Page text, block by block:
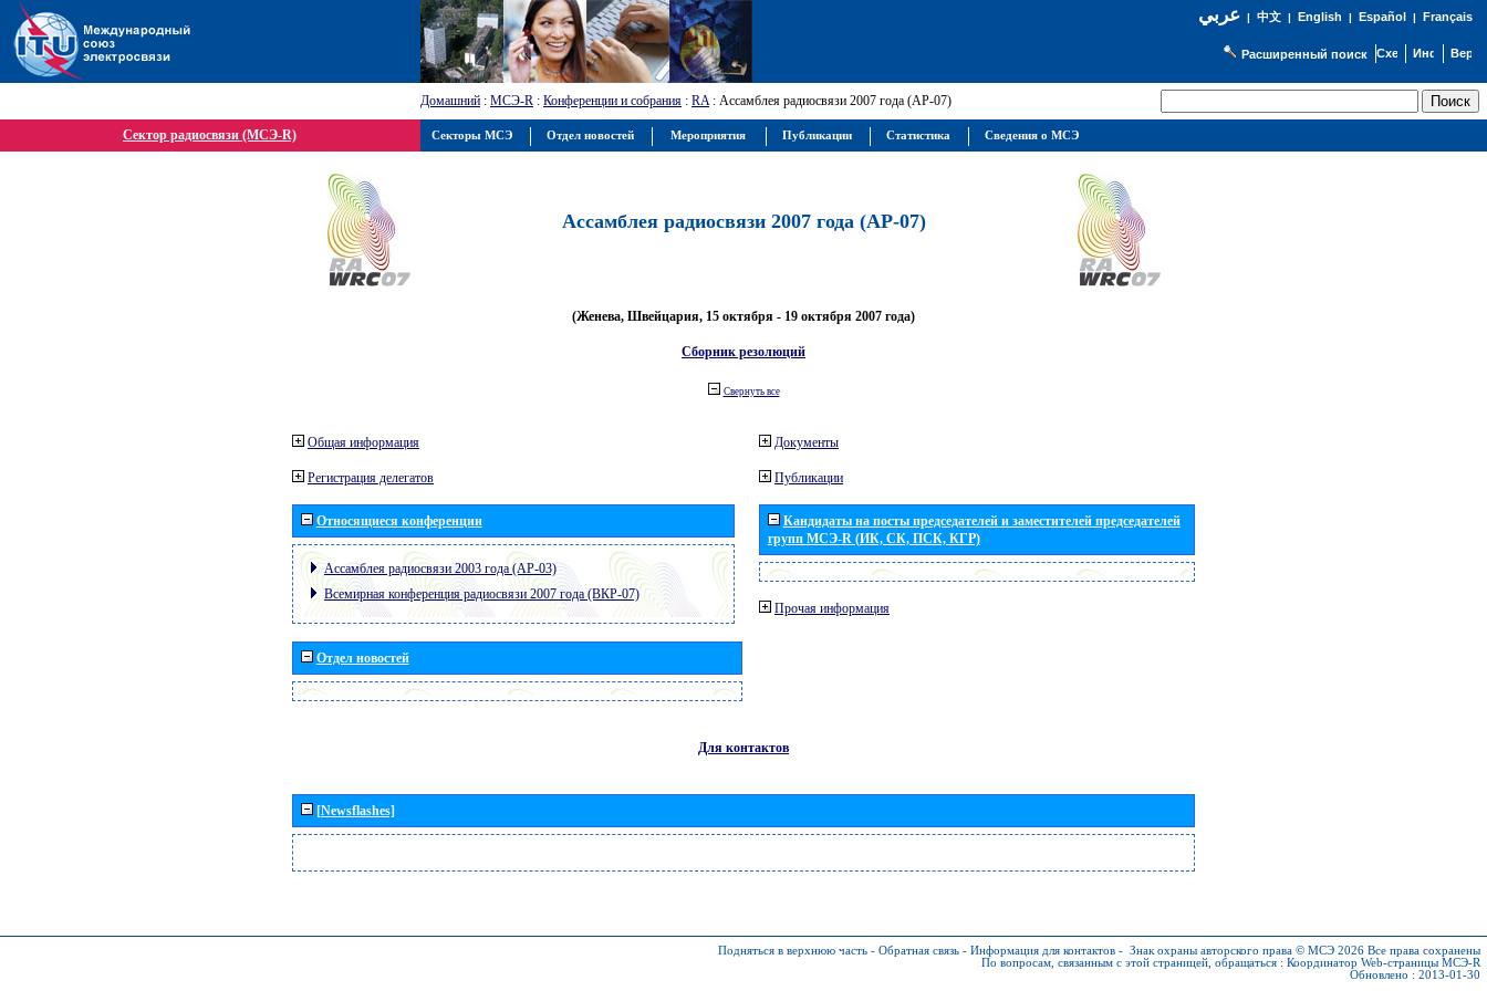
عربي| 中文| English | Español | Français
Расширенный поиск
Домашний : МСЭ-R : Конференции и собрания : RA: Ассамблея радиосвязи 2007 года (АР-07)
Сектор радиосвязи (МСЭ-R)
Ассамблея радиосвязи 2007 года (АР-07)
(Женева, Швейцария, 15 октября - 19 октября 2007 года)
Сборник резолюций
Свернуть все
Общая информация
Регистрация делегатов
Относящиеся конференции
Ассамблея радиосвязи 2003 года (АР-03)
Всемирная конференция радиосвязи 2007 года (ВКР-07)
Отдел новостей
Документы
Публикации
Кандидаты на посты председателей и заместителей председателей
групп МСЭ-R (ИК, СК, ПСК, КГР)
Прочая информация
Для контактов
[Newsflashes]
Подняться в верхнюю часть - Обратная связь - Информация для контактов - Знак охраны авторского права © МСЭ 2026 Все права сохранены
По вопросам, связанным с этой страницей, обращаться : Координатор Web-страницы МСЭ-R
Обновлено : 2013-01-30
Секторы МСЭ Отдел новостей Мероприятия Публикации Статистика Сведения о МСЭ